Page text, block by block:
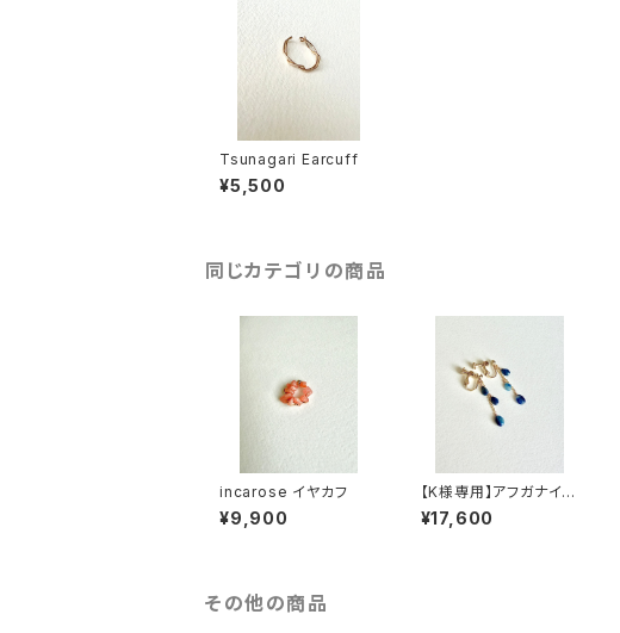
Tsunagari Earcuff
¥5,500
同じカテゴリの商品
incarose イヤカフ
¥9,900
【K様専用】アフガナイト
イヤリング
¥17,600
その他の商品